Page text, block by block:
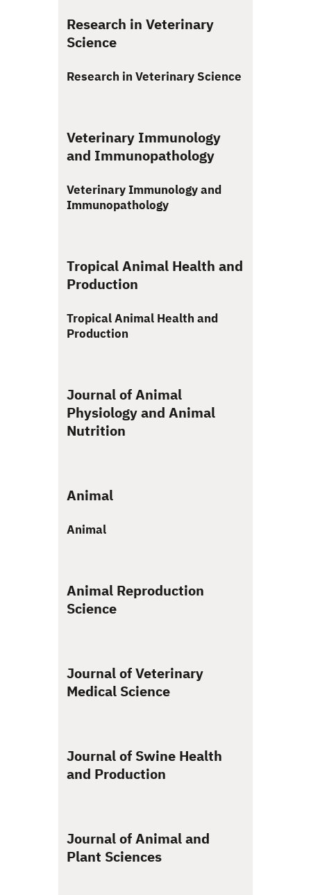
Research in Veterinary
Science
Research in Veterinary Science
Veterinary Immunology
and Immunopathology
Veterinary Immunology and
Immunopathology
Tropical Animal Health and
Production
Tropical Animal Health and
Production
Journal of Animal
Physiology and Animal
Nutrition
Animal
Animal
Animal Reproduction
Science
Journal of Veterinary
Medical Science
Journal of Swine Health
and Production
Journal of Animal and
Plant Sciences